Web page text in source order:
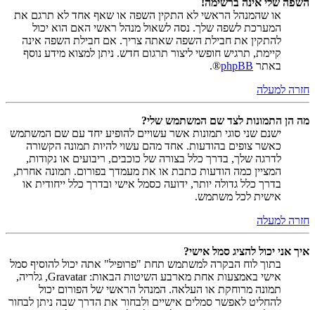
השפה שלי אינה ברשימה!
או שהמנהל הראשי לא התקין השפה או שאף אחד לא תרגם את
המערכת לשפה שלך. נסה לשאול מנהל ראשי האם הוא יכול
להתקין את חבילת השפה שאתה צריך. אם חבילת השפה אינה
קיימת, תרגיש חופשי ליצור תרגום חדש. ניתן למצוא מידע נוסף
באתר phpBB
®.
חזרה למעלה
מה הן התמונות לצד שם המשתמש שלי?
ישנם שני סוגי תמונות אשר עשויים להופיע יחד עם שם המשתמש
כאשר צופים בהודעות. אחד מהם עשוי להיות תמונה הקשורה
לדרגה שלך, בדרך כלל בצורה של כוכבים, ריבועים או נקודות,
המציין כמה הודעות כתבת או את מעמדך בפורום. תמונה אחרת,
בדרך כלל גדולה יותר, ידועה כסמל אישי ובדרך כלל ייחודית או
אישית לכל משתמש.
חזרה למעלה
איך אני יכול להציג סמל אישי?
בתוך לוח הבקרה למשתמש תחת "פרופיל" אתה יכול להוסיף סמל
אישי באמצעות אחת מארבע השיטות הבאות: Gravatar, גלריה,
תמונה מרוחקת או העלאה. המנהל הראשי של הפורום יכול
להחליט לאפשר סמלים אישיים ולבחור את הדרך שבה ניתן לבחור